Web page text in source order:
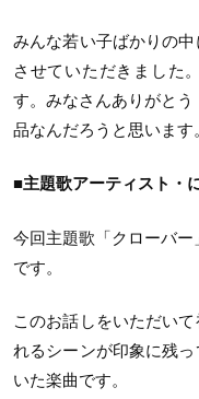
みんな若い子ばかりの
させていただきました
す。みなさんありがと
品なんだろうと思います
■主題歌アーティスト・
今回主題歌「クローバ
です。
このお話しをいただい
れるシーンが印象に残
いた楽曲です。